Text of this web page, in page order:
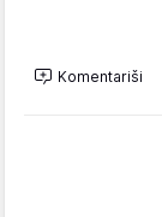
Komentariši